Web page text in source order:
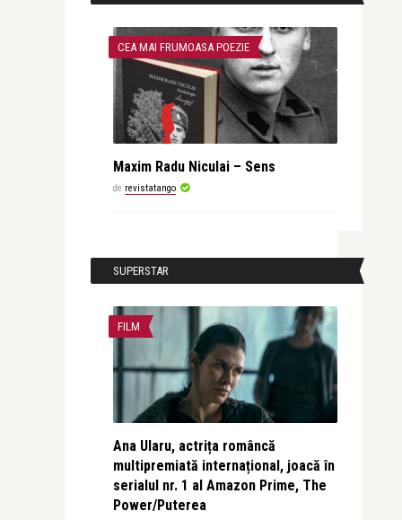
CEA MAI FRUMOASA POEZIE
Maxim Radu Niculai – Sens
de revistatango
SUPERSTAR
FILM
Ana Ularu, actrița româncă
multipremiată internațional, joacă în
serialul nr. 1 al Amazon Prime, The
Power/Puterea